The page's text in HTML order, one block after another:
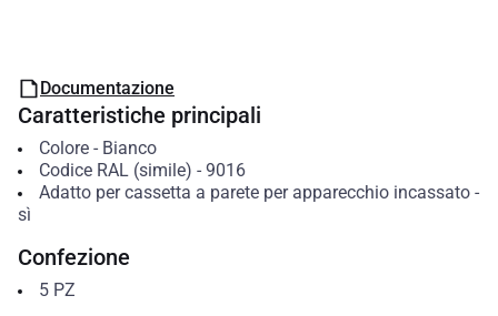
Documentazione
Caratteristiche principali
Colore- Bianco
Codice RAL (simile) - 9016
Adatto per cassetta a parete per apparecchio incassato-
sì
Confezione
5 PZ